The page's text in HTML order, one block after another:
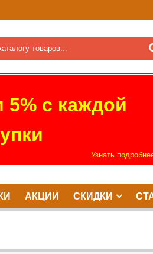
с каждой
Узнать
АКЦИИ СКИДКИ